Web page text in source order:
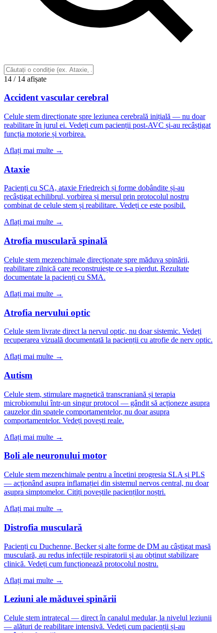
14 / 14 afișate
Accident vascular cerebral
Celule stem direcționate spre leziunea cerebrală inițială — nu doar
reabilitare în jurul ei. Vedeți cum pacienții post-AVC și-au recâștigat
funcția motorie și vorbirea.
Aflați mai multe →
Ataxie
Pacienți cu SCA, ataxie Friedreich și forme dobândite și-au
recâștigat echilibrul, vorbirea și mersul prin protocolul nostru
combinat de celule stem și reabilitare. Vedeți ce este posibil.
Aflați mai multe →
Atrofia musculară spinală
Celule stem mezenchimale direcționate spre măduva spinării,
reabilitare zilnică care reconstruiește ce s-a pierdut. Rezultate
documentate la pacienți cu SMA.
Aflați mai multe →
Atrofia nervului optic
Celule stem livrate direct la nervul optic, nu doar sistemic. Vedeți
recuperarea vizuală documentată la pacienții cu atrofie de nerv optic.
Aflați mai multe →
Autism
Celule stem, stimulare magnetică transcraniană și terapia
microbiomului într-un singur protocol — gândit să acționeze asupra
cauzelor din spatele comportamentelor, nu doar asupra
comportamentelor. Vedeți povești reale.
Aflați mai multe →
Boli ale neuronului motor
Celule stem mezenchimale pentru a încetini progresia SLA și PLS
— acționând asupra inflamației din sistemul nervos central, nu doar
asupra simptomelor. Citiți poveștile pacienților noștri.
Aflați mai multe →
Distrofia musculară
Pacienți cu Duchenne, Becker și alte forme de DM au câștigat masă
musculară, au redus infecțiile respiratorii și au obținut stabilizare
clinică. Vedeți cum funcționează protocolul nostru.
Aflați mai multe →
Leziuni ale măduvei spinării
Celule stem intratecal — direct în canalul medular, la nivelul leziunii
— alături de reabilitare intensivă. Vedeți cum pacienții și-au